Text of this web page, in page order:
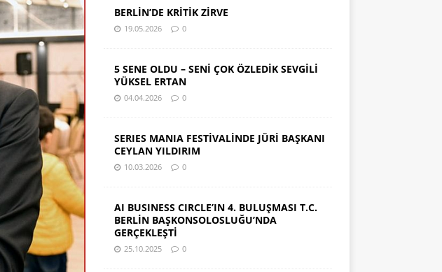
BERLİN’DE KRİTİK ZİRVE
19.05.2026 0
5 SENE OLDU – SENİ ÇOK ÖZLEDİK SEVGİLİ
YÜKSEL ERTAN
04.04.2026 0
SERIES MANIA FESTİVALİNDE JÜRİ BAŞKANI
CEYLAN YILDIRIM
10.03.2026 0
AI BUSINESS CIRCLE’IN 4. BULUŞMASI T.C.
BERLİN BAŞKONSOLOSLUĞU’NDA
GERÇEKLEŞTİ
25.10.2025 0